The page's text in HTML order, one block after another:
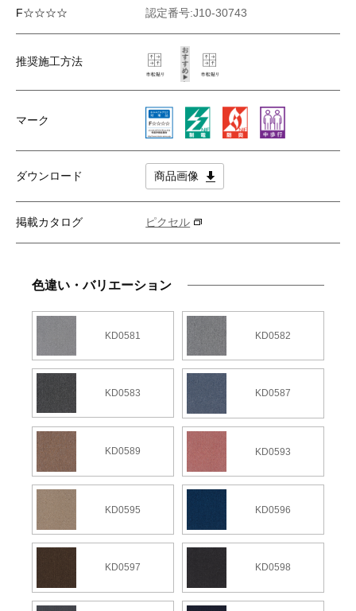
F☆☆☆☆ 認定番号:J10-30743
推奨施工方法
マーク
ダウンロード 商品画像
掲載カタログ ピクセル
色違い・バリエーション
KD0581 KD0582
KD0583 KD0587
KD0589 KD0593
KD0595 KD0596
KD0597 KD0598